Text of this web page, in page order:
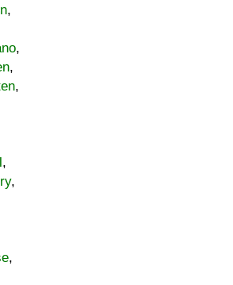
,
,
,
,
,
,
,